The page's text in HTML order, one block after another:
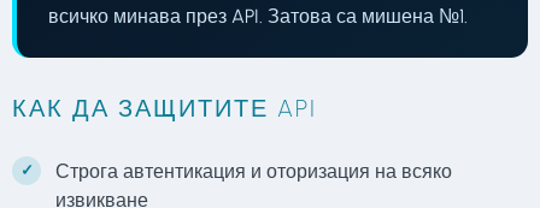
всичко минава през API. Затова са мишена №1.
КАК ДА ЗАЩИТИТЕ API
Строга автентикация и оторизация на всяко
извикване